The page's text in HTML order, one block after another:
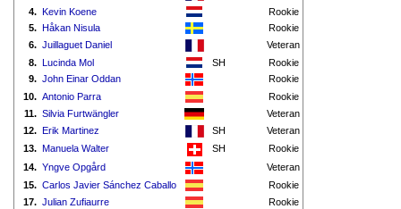
4. Kevin Koene
Rookie
5. Håkan Nisula
Rookie
6. Juillaguet Daniel
Veteran
8. Lucinda Mol SH
Rookie
9. John Einar Oddan
Rookie
10. Antonio Parra
Rookie
11. Silvia Furtwängler
Veteran
12. Erik Martinez SH
Veteran
13. Manuela Walter SH
Rookie
14. Yngve Opgård
Veteran
15. Carlos Javier Sánchez Caballo
Rookie
17. Julian Zufiaurre
Rookie